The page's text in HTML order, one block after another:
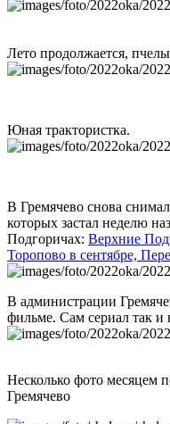
Лето продолжается,
Юная трактористка.
В Гремячево снова
которых застал неделю
Подгоричах: Верхние
Торопово в сентябре,
В администрации
фильме. Сам сериал так и
Несколько фото месяцем
Гремячево